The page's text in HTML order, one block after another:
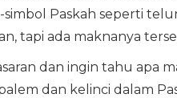
simbol Paskah seperti
tapi ada maknanya
dan ingin tahu apa
dan kelinci dalam